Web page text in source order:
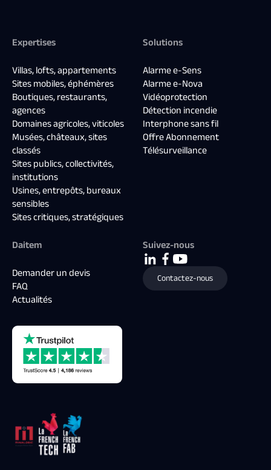
Expertises
Villas, lofts, appartements
Sites mobiles, éphémères
Boutiques, restaurants,
agences
Domaines agricoles, viticoles
Musées, châteaux, sites
classés
Sites publics, collectivités,
institutions
Usines, entrepôts, bureaux
sensibles
Sites critiques, stratégiques
Solutions
Alarme e-Sens
Alarme e-Nova
Vidéoprotection
Détection incendie
Interphone sans fil
Offre Abonnement
Télésurveillance
Daitem
Demander un devis
FAQ
Actualités
Suivez-nous
Contactez-nous